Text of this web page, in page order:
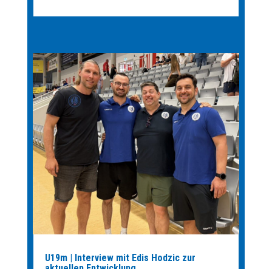
U19m | Interview mit Edis Hodzic zur